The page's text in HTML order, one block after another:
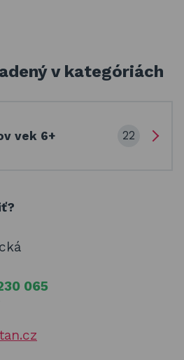
v kategóriách
vek 6+ 22
065